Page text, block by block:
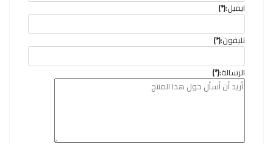
ايميل:(*)
تليفون:(*)
الرسالة:(*)